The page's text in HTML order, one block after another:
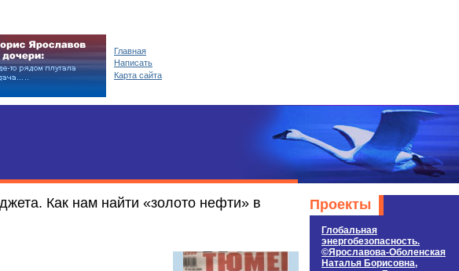
Как нам найти «золото нефти» в
Проекты
Глобальная
энергобезопасность.
©Ярославова-Оболенская
Наталья Борисовна,
Главная
Написать
Карта сайта